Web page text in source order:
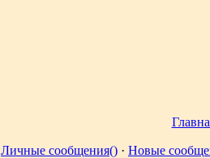
Личные сообщения() · Новые